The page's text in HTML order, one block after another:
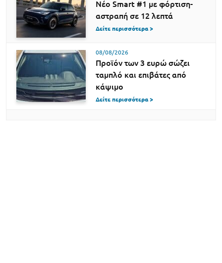
Νέο Smart #1 με φόρτιση-
αστραπή σε 12 λεπτά
Δείτε περισσότερα >
08/08/2026
Προϊόν των 3 ευρώ σώζει
ταμπλό και επιβάτες από
κάψιμο
Δείτε περισσότερα >